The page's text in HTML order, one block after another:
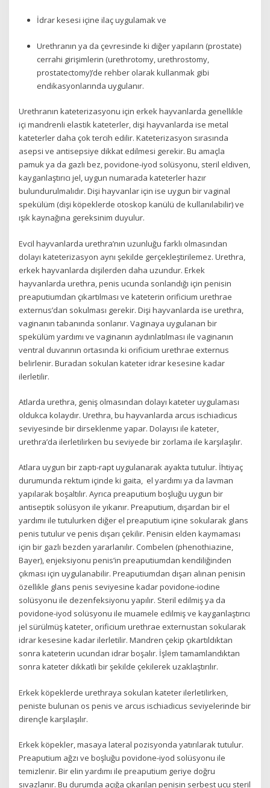
İdrar kesesi içine ilaç uygulamak ve
Urethranın ya da çevresinde ki diğer yapıların (prostate)
cerrahi girişimlerin (urethrotomy, urethrostomy,
prostatectomy)’de rehber olarak kullanmak gibi
endikasyonlarında uygulanır.
Urethranın kateterizasyonu için erkek hayvanlarda genellikle
içi mandrenli elastik kateterler, dişi hayvanlarda ise metal
kateterler daha çok tercih edilir. Kateterizasyon sırasında
asepsi ve antisepsiye dikkat edilmesi gerekir. Bu amaçla
pamuk ya da gazlı bez, povidone-iyod solüsyonu, steril eldiven,
kayganlaştırıcı jel, uygun numarada kateterler hazır
bulundurulmalıdır. Dişi hayvanlar için ise uygun bir vaginal
spekülüm (dişi köpeklerde otoskop kanülü de kullanılabilir) ve
ışık kaynağına gereksinim duyulur.
Evcil hayvanlarda urethra’nın uzunluğu farklı olmasından
dolayı kateterizasyon aynı şekilde gerçekleştirilemez. Urethra,
erkek hayvanlarda dişilerden daha uzundur. Erkek
hayvanlarda urethra, penis ucunda sonlandığı için penisin
preaputiumdan çıkartılması ve kateterin orificium urethrae
externus’dan sokulması gerekir. Dişi hayvanlarda ise urethra,
vaginanın tabanında sonlanır. Vaginaya uygulanan bir
spekülüm yardımı ve vaginanın aydınlatılması ile vaginanın
ventral duvarının ortasında ki orificium urethrae externus
belirlenir. Buradan sokulan kateter idrar kesesine kadar
ilerletilir.
Atlarda urethra, geniş olmasından dolayı kateter uygulaması
oldukca kolaydır. Urethra, bu hayvanlarda arcus ischiadicus
seviyesinde bir dirseklenme yapar. Dolayısı ile kateter,
urethra’da ilerletilirken bu seviyede bir zorlama ile karşılaşılır.
Atlara uygun bir zaptı-rapt uygulanarak ayakta tutulur. İhtiyaç
durumunda rektum içinde ki gaita, el yardımı ya da lavman
yapılarak boşaltılır. Ayrıca preaputium boşluğu uygun bir
antiseptik solüsyon ile yıkanır. Preaputium, dışardan bir el
yardımı ile tutulurken diğer el preaputium içine sokularak glans
penis tutulur ve penis dışarı çekilir. Penisin elden kaymaması
için bir gazlı bezden yararlanılır. Combelen (phenothiazine,
Bayer), enjeksiyonu penis’in preaputiumdan kendiliğinden
çıkması için uygulanabilir. Preaputiumdan dışarı alınan penisin
özellikle glans penis seviyesine kadar povidone-iodine
solüsyonu ile dezenfeksiyonu yapılır. Steril edilmiş ya da
povidone-iyod solüsyonu ile muamele edilmiş ve kayganlaştırıcı
jel sürülmüş kateter, orificium urethrae externustan sokularak
idrar kesesine kadar ilerletilir. Mandren çekip çıkartıldıktan
sonra kateterin ucundan idrar boşalır. İşlem tamamlandıktan
sonra kateter dikkatli bir şekilde çekilerek uzaklaştırılır.
Erkek köpeklerde urethraya sokulan kateter ilerletilirken,
peniste bulunan os penis ve arcus ischiadicus seviyelerinde bir
dirençle karşılaşılır.
Erkek köpekler, masaya lateral pozisyonda yatırılarak tutulur.
Preaputium ağzı ve boşluğu povidone-iyod solüsyonu ile
temizlenir. Bir elin yardımı ile preaputium geriye doğru
sıvazlanır. Bu durumda açığa çıkarılan penisin serbest ucu steril